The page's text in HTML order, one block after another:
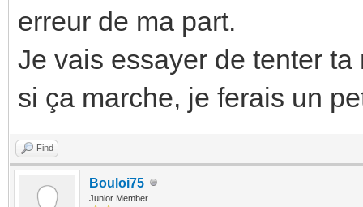
erreur de ma part.
Je vais essayer de tenter
si ça marche, je ferais un
Find
Bouloi75
Junior Member